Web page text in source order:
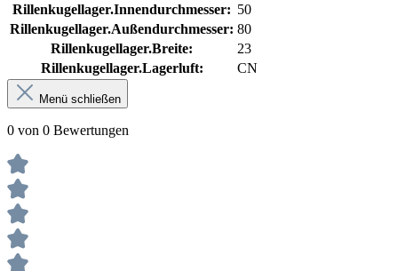
Rillenkugellager.Innendurchmesser: 50
Rillenkugellager.Außendurchmesser: 80
Rillenkugellager.Breite:
23
Rillenkugellager.Lagerluft:
CN
Menü schließen
0 von 0 Bewertungen